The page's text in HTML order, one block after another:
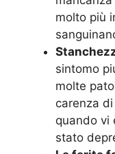
molto più
sintomo
molte
carenza
quando vi
stato